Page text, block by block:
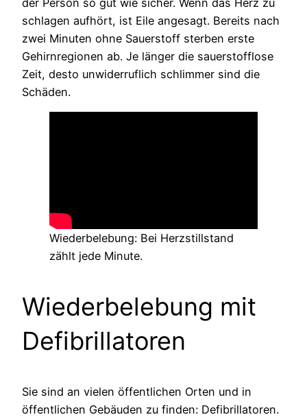
schlagen aufhört, ist Eile angesagt. Bereits nach
zwei Minuten ohne Sauerstoff sterben erste
Gehirnregionen ab. Je länger die sauerstofflose
Zeit, desto unwiderruflich schlimmer sind die
Schäden.
Wiederbelebung: Bei Herzstillstand
zählt jede Minute.
Wiederbelebung mit
Defibrillatoren
Sie sind an vielen öffentlichen Orten und in
öffentlichen Gebäuden zu finden: Defibrillatoren.